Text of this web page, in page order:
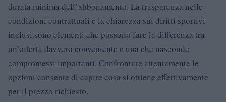
durata minima dell’abbonamento. La trasparenza nelle
condizioni contrattuali e la chiarezza sui diritti sportivi
inclusi sono elementi che possono fare la differenza tra
un’offerta davvero conveniente e una che nasconde
compromessi importanti. Confrontare attentamente le
opzioni consente di capire cosa si ottiene effettivamente
per il prezzo richiesto.